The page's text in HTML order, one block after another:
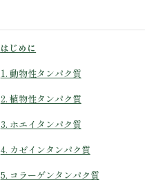
はじめに
1. 動物性タンパク質
2. 植物性タンパク質
3. ホエイタンパク質
4. カゼインタンパク質
5. コラーゲンタンパク質